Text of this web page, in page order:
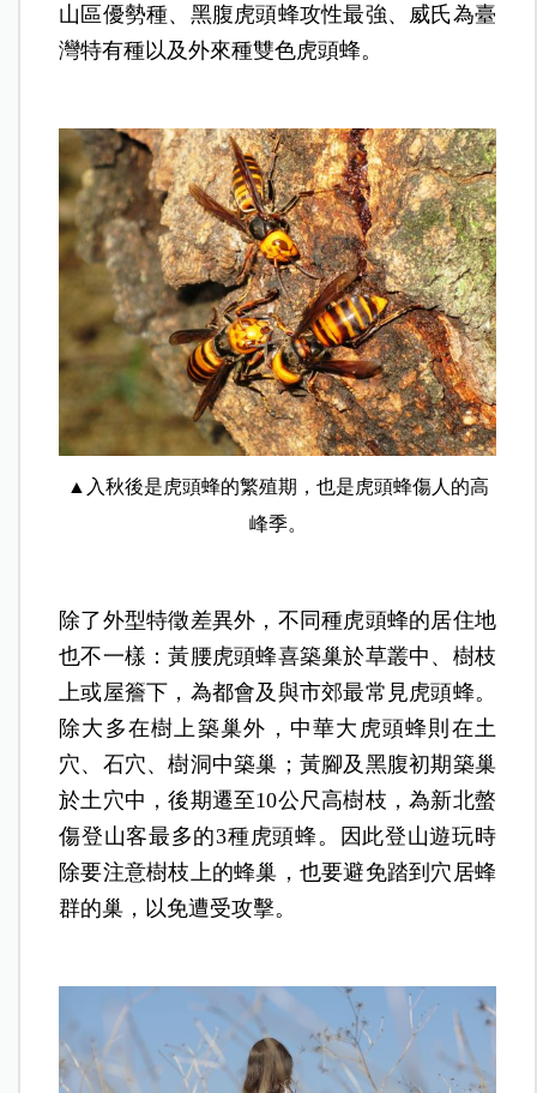
山區優勢種、黑腹虎頭蜂攻性最強、威氏為臺
灣特有種以及外來種雙色虎頭蜂。
▲入秋後是虎頭蜂的繁殖期，也是虎頭蜂傷人的高
峰季。
除了外型特徵差異外，不同種虎頭蜂的居住地
也不一樣：黃腰虎頭蜂喜築巢於草叢中、樹枝
上或屋簷下，為都會及與市郊最常見虎頭蜂。
除大多在樹上築巢外，中華大虎頭蜂則在土
穴、石穴、樹洞中築巢；黃腳及黑腹初期築巢
於土穴中，後期遷至10公尺高樹枝，為新北螫
傷登山客最多的3種虎頭蜂。因此登山遊玩時
除要注意樹枝上的蜂巢，也要避免踏到穴居蜂
群的巢，以免遭受攻擊。